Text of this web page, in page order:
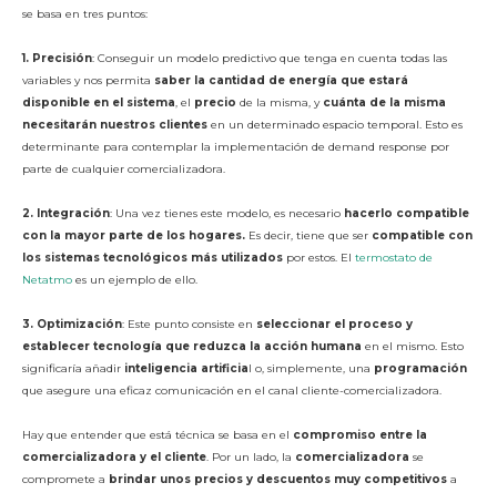
se basa en tres puntos:
1. Precisión: Conseguir un modelo predictivo que tenga en cuenta todas las
variables y nos permita saber la cantidad de energía que estará
disponible en el sistema, el precio de la misma, y cuánta de la misma
necesitarán nuestros clientes en un determinado espacio temporal. Esto es
determinante para contemplar la implementación de demand response por
parte de cualquier comercializadora.
2. Integración: Una vez tienes este modelo, es necesario hacerlo compatible
con la mayor parte de los hogares. Es decir, tiene que ser compatible con
los sistemas tecnológicos más utilizados por estos. El termostato de
Netatmo es un ejemplo de ello.
3. Optimización: Este punto consiste en seleccionar el proceso y
establecer tecnología que reduzca la acción humana en el mismo. Esto
significaría añadir inteligencia artificial o, simplemente, una programación
que asegure una eficaz comunicación en el canal cliente-comercializadora.
Hay que entender que está técnica se basa en el compromiso entre la
comercializadora y el cliente. Por un lado, la comercializadora se
compromete a brindar unos precios y descuentos muy competitivos a